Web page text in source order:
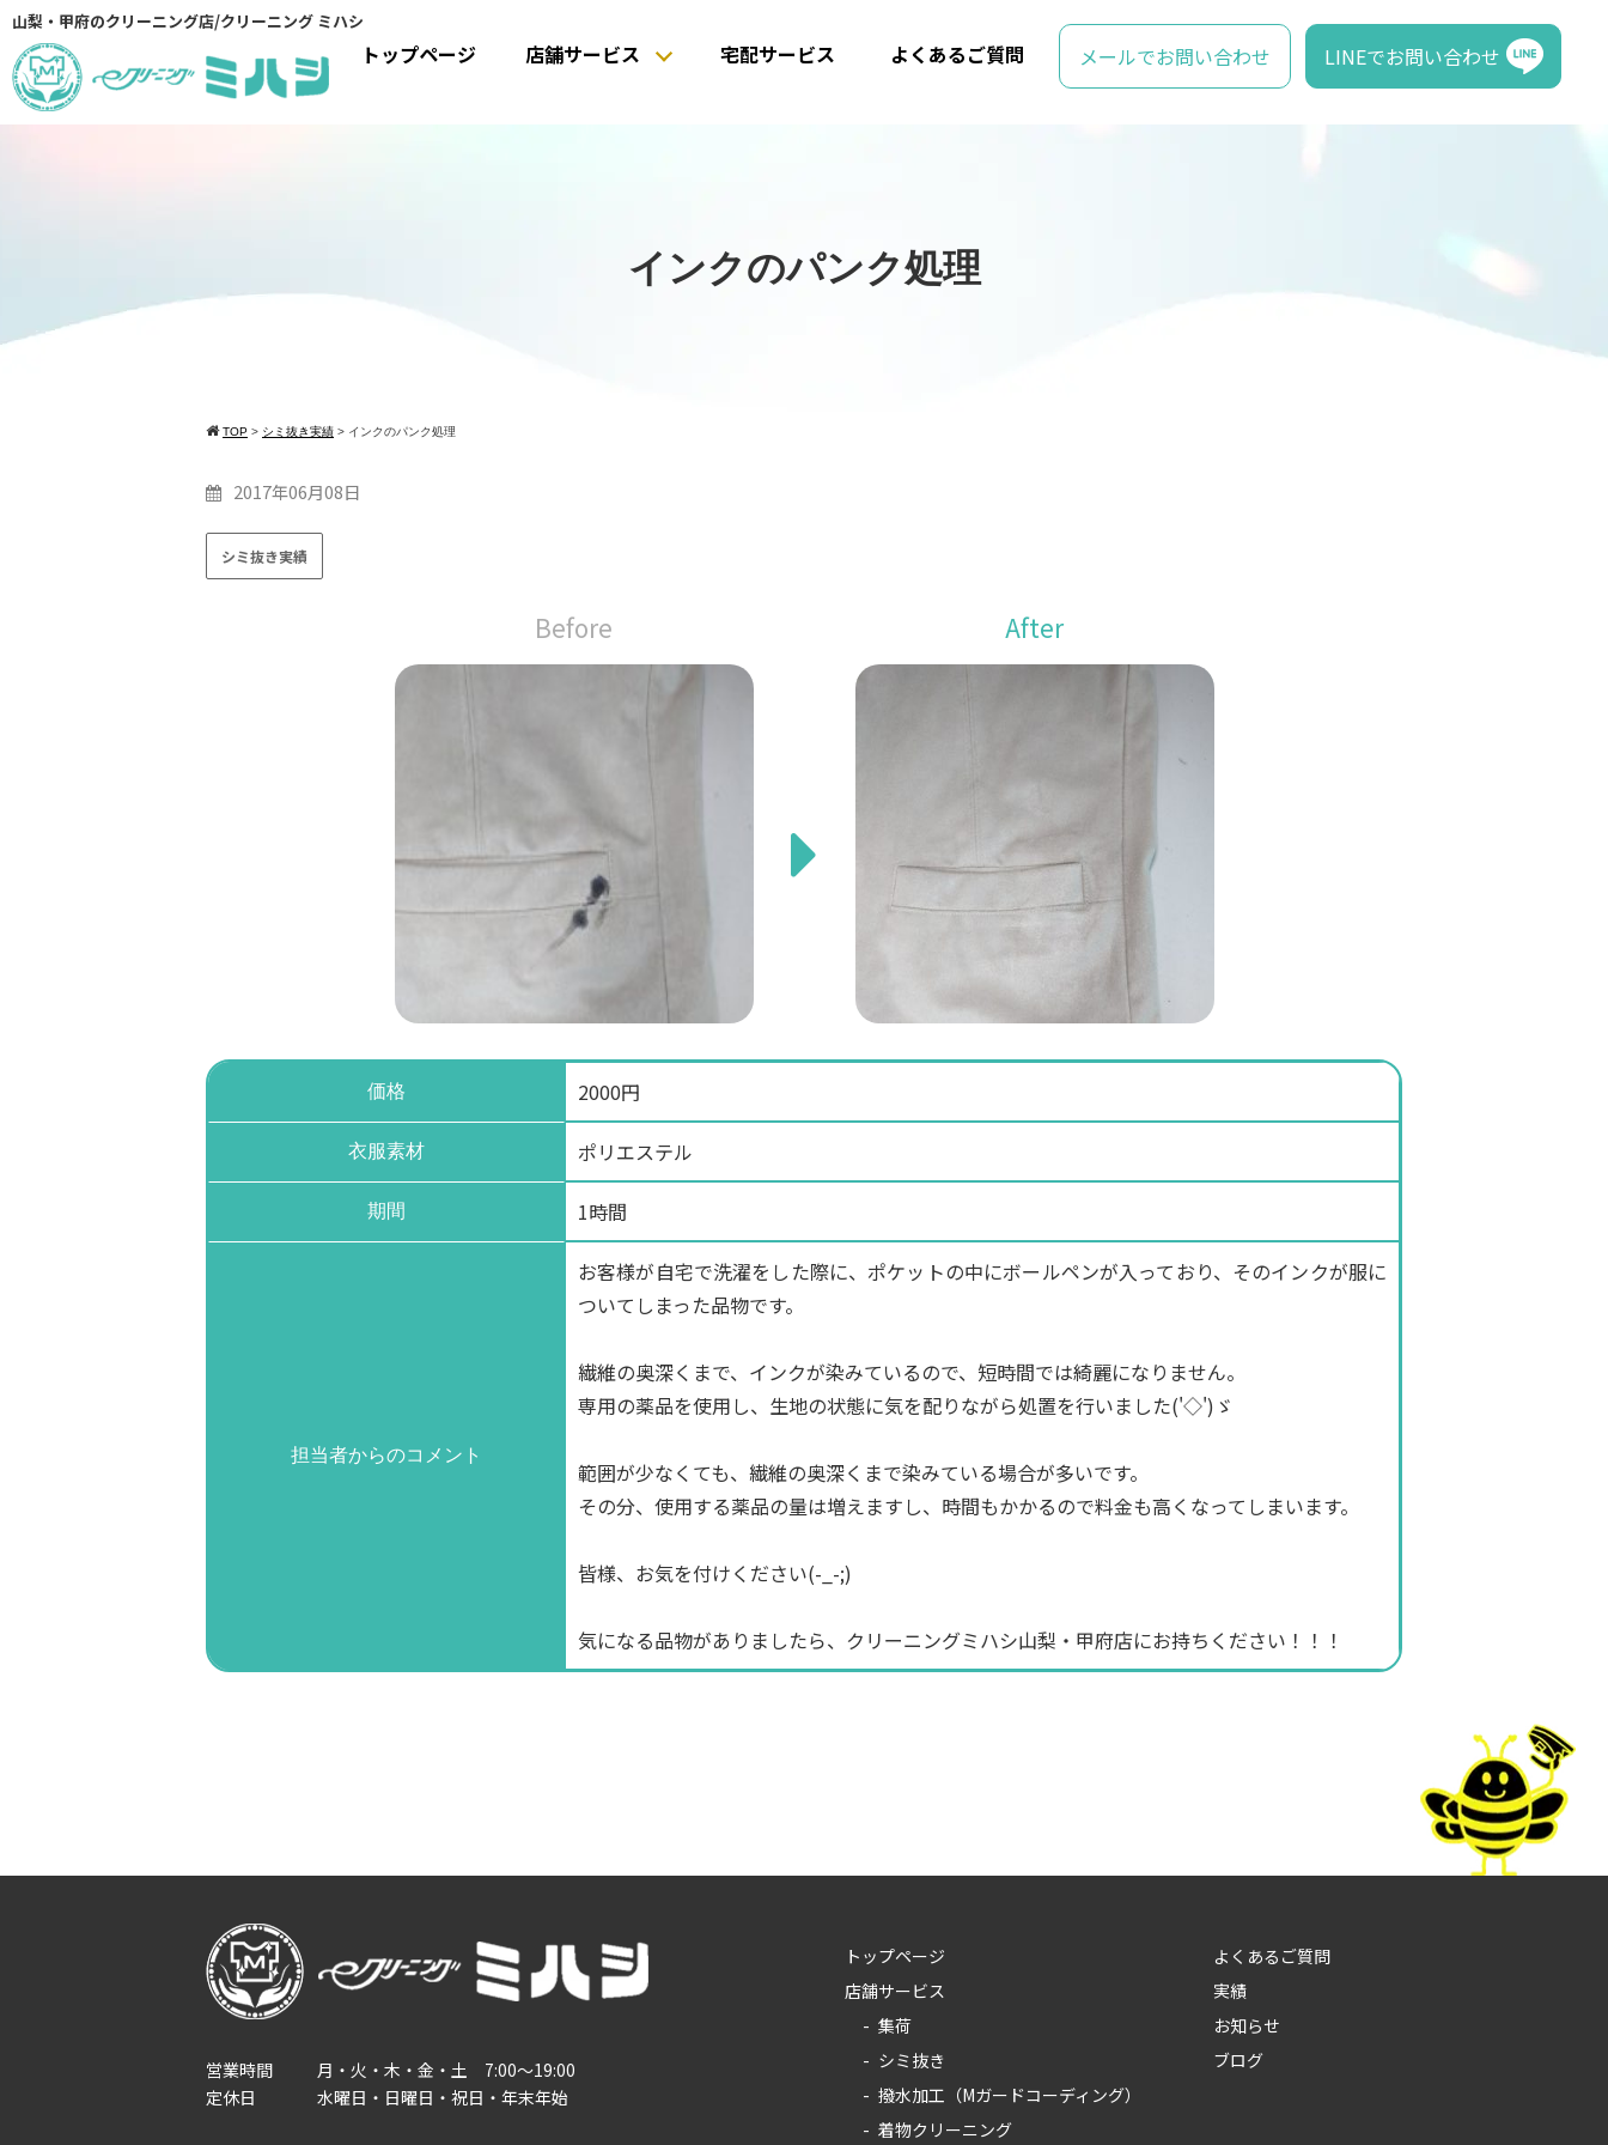
山梨・甲府のクリーニング店/クリーニング ミハシ
トップページ 店舗サービス 宅配サービス よくあるご質問 メールでお問い合わせ LINEでお問い合わせ
インクのパンク処理
TOP > シミ抜き実績 > インクのパンク処理
2017年06月08日
シミ抜き実績
Before After
価格 2000円
衣服素材 ポリエステル
期間 1時間
担当者からのコメント
お客様が自宅で洗濯をした際に、ポケットの中にボールペンが入っており、そのインクが服に
ついてしまった品物です。
繊維の奥深くまで、インクが染みているので、短時間では綺麗になりません。
専用の薬品を使用し、生地の状態に気を配りながら処置を行いました('◇')ゞ
範囲が少なくても、繊維の奥深くまで染みている場合が多いです。
その分、使用する薬品の量は増えますし、時間もかかるので料金も高くなってしまいます。
皆様、お気を付けください(-_-;)
気になる品物がありましたら、クリーニングミハシ山梨・甲府店にお持ちください！！！
営業時間 月・火・木・金・土 7:00～19:00
定休日
水曜日・日曜日・祝日・年末年始
トップページ
店舗サービス
集荷
シミ抜き
撥水加工（Mガードコーディング）
着物クリーニング
よくあるご質問
実績
お知らせ
ブログ